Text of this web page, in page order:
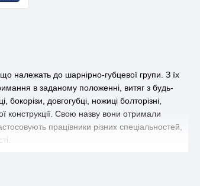
належать до шарнірно-губцевої групи. З їх
в заданому положенні, витяг з будь-
довгогубці, ножиці болторізні,
конструкції. Свою назву вони отримали
працівники різних спеціальностей,